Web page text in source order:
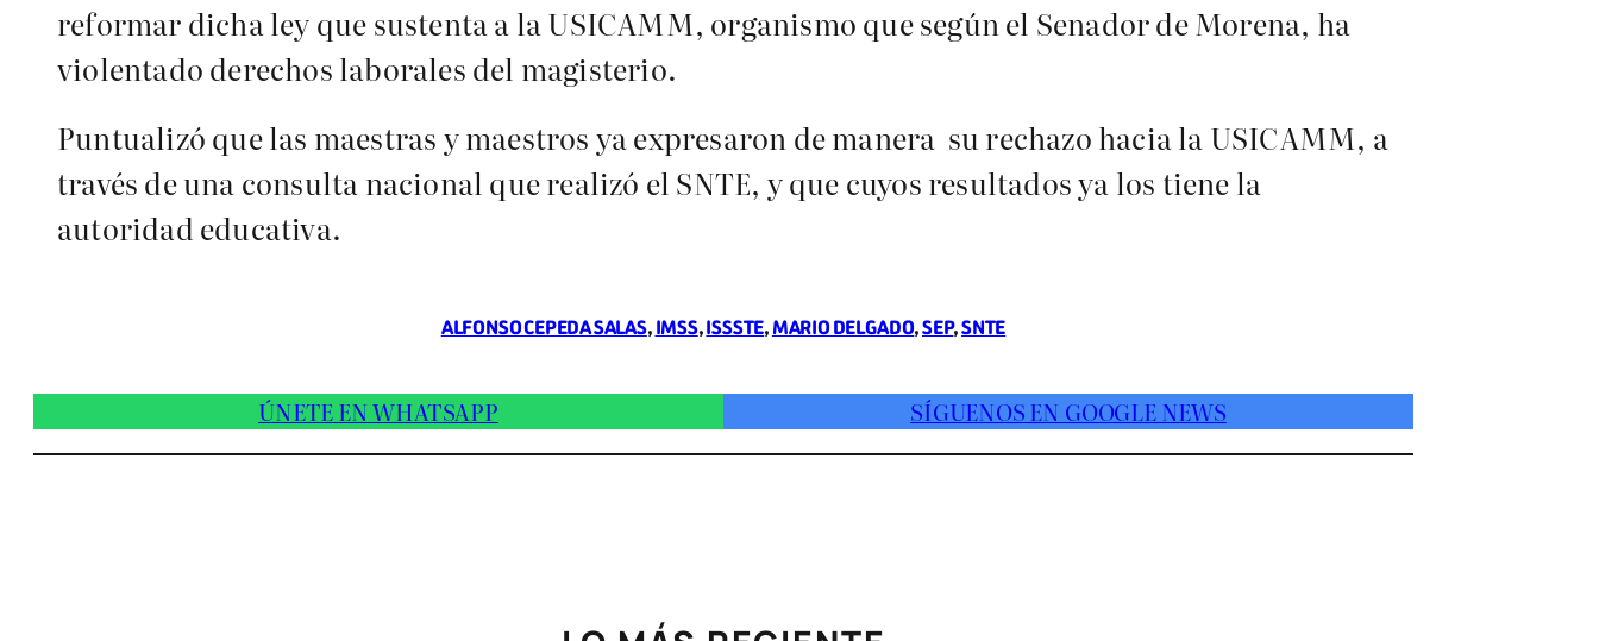
reformar dicha ley que sustenta a la USICAMM, organismo que según el Senador de Morena, ha
violentado derechos laborales del magisterio.
Puntualizó que las maestras y maestros ya expresaron de manera su rechazo hacia la USICAMM, a
través de una consulta nacional que realizó el SNTE, y que cuyos resultados ya los tiene la
autoridad educativa.
ALFONSO CEPEDA SALAS, IMSS, ISSSTE, MARIO DELGADO, SEP, SNTE
ÚNETE EN WHATSAPP SÍGUENOS EN GOOGLE NEWS